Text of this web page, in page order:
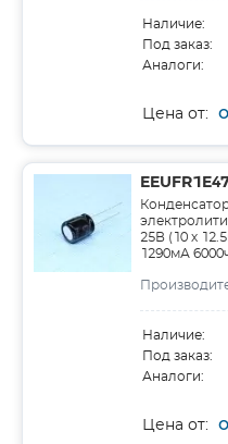
Наличие:
Под заказ:
Аналоги:
Цена от:
25В (10 х
1290мА
Наличие:
Под заказ:
Аналоги:
Цена от: